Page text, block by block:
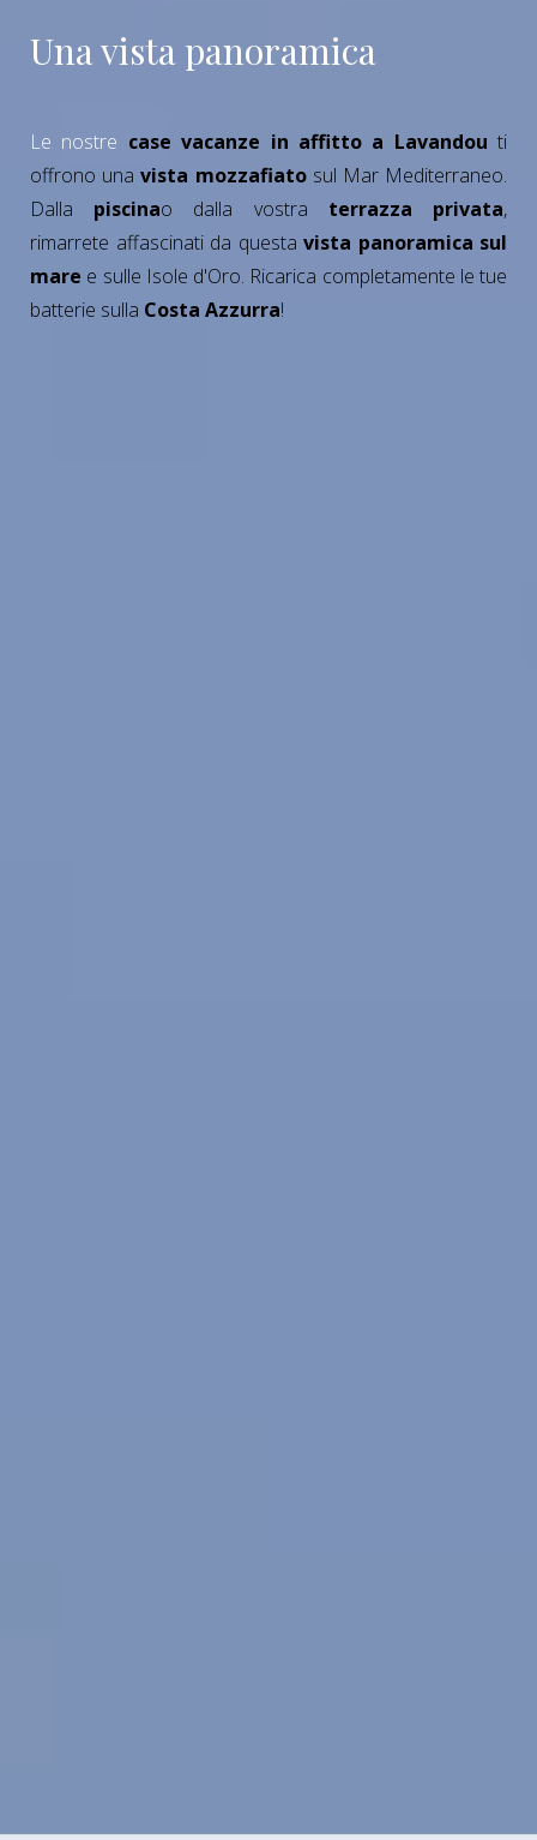
Una vista panoramica
Le nostre case vacanze in affitto a Lavandou ti
offrono unavista mozzafiatosul Mar Mediterraneo.
Dalla piscinao dalla vostra terrazza privata,
rimarrete affascinati da questa vista panoramica sul
mare e sulle Isole d'Oro. Ricarica completamente le tue
batterie sulla Costa Azzurra!